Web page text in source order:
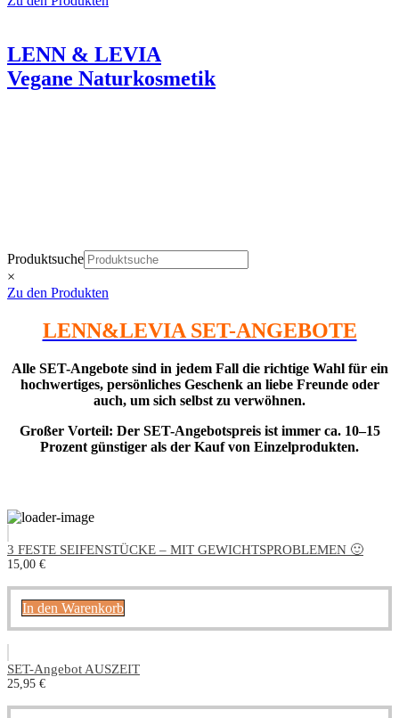
LENN & LEVIA
Vegane Naturkosmetik
Produktsuche
×
Zu den Produkten
LENN&LEVIA SET-ANGEBOTE
Alle SET-Angebote sind in jedem Fall die richtige Wahl für ein
hochwertiges, persönliches Geschenk an liebe Freunde oder
auch, um sich selbst zu verwöhnen.
Großer Vorteil: Der SET-Angebotspreis ist immer ca. 10–15
Prozent günstiger als der Kauf von Einzelprodukten.
3 FESTE SEIFENSTÜCKE – MIT GEWICHTSPROBLEMEN 🙂
15,00 €
In den Warenkorb
SET-Angebot AUSZEIT
25,95 €